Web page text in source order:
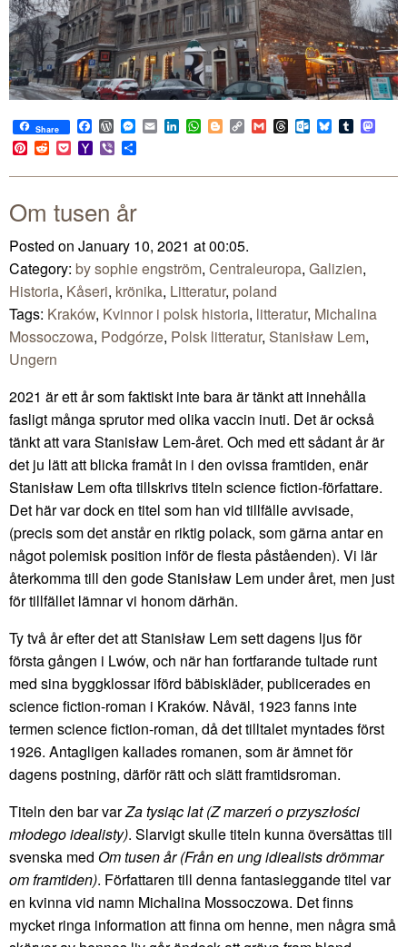
Share Facebook
WordPress
Messenger
EmailLinkedIn
WhatsApp
BloggerCopy
Link
GmailThreadsOutlook.com
BlueskyTumblr
Pinterest
RedditPocketYahoo
Mail
Viber
Om tusen år
Posted on January 10, 2021 at 00:05.
Category: by sophie engström, Centraleuropa, Galizien,
Historia, Kåseri, krönika, Litteratur, poland
Tags: Kraków, Kvinnor i polsk historia, litteratur, Michalina
Mossoczowa, Podgórze, Polsk litteratur, Stanisław Lem,
Ungern
2021 är ett år som faktiskt inte bara är tänkt att innehålla
fasligt många sprutor med olika vaccin inuti. Det är också
tänkt att vara Stanisław Lem-året. Och med ett sådant år är
det ju lätt att blicka framåt in i den ovissa framtiden, enär
Stanisław Lem ofta tillskrivs titeln science fiction-författare.
Det här var dock en titel som han vid tillfälle avvisade,
(precis som det anstår en riktig polack, som gärna antar en
något polemisk position inför de flesta påståenden). Vi lär
återkomma till den gode Stanisław Lem under året, men just
för tillfället lämnar vi honom därhän.
Ty två år efter det att Stanisław Lem sett dagens ljus för
första gången i Lwów, och när han fortfarande tultade runt
med sina byggklossar iförd bäbiskläder, publicerades en
science fiction-roman i Kraków. Nåväl, 1923 fanns inte
termen science fiction-roman, då det tilltalet myntades först
1926. Antagligen kallades romanen, som är ämnet för
dagens postning, därför rätt och slätt framtidsroman.
Titeln den bar varZa tysiąc lat (Z marzeń o przyszłości
młodego idealisty). Slarvigt skulle titeln kunna översättas till
svenska med Om tusen år (Från en ung idiealists drömmar
om framtiden). Författaren till denna fantasieggande titel var
en kvinna vid namn Michalina Mossoczowa. Det finns
mycket ringa information att finna om henne, men några små